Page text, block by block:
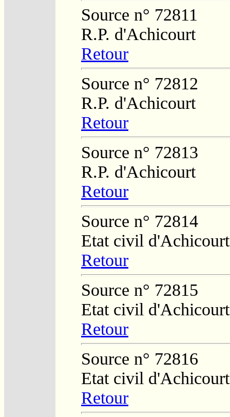
Source n° 72811
R.P. d'Achicourt
Retour
Source n° 72812
R.P. d'Achicourt
Retour
Source n° 72813
R.P. d'Achicourt
Retour
Source n° 72814
Etat civil d'Achicourt
Retour
Source n° 72815
Etat civil d'Achicourt
Retour
Source n° 72816
Etat civil d'Achicourt
Retour